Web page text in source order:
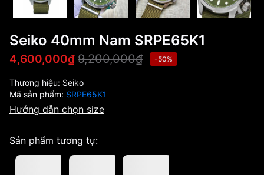
Seiko 40mm Nam SRPE65K1
4,600,000₫ 9,200,000₫ -50%
Thương hiệu: Seiko
Mã sản phẩm: SRPE65K1
Hướng dẫn chọn size
Sản phẩm tương tự: